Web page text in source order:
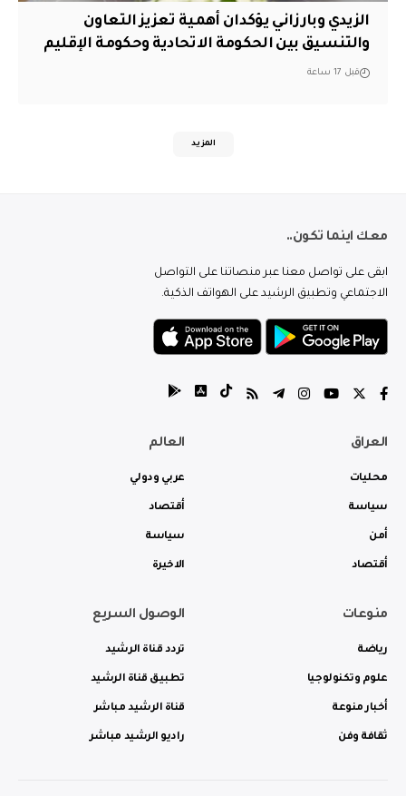
الزيدي وبارزاني يؤكدان أهمية تعزيز التعاون
والتنسيق بين الحكومة الاتحادية وحكومة الإقليم
قبل 17 ساعة
المزيد
معك اينما تكون..
ابقى على تواصل معنا عبر منصاتنا على التواصل
الاجتماعي وتطبيق الرشيد على الهواتف الذكية.
العراق
محليات
سياسة
أمن
أقتصاد
العالم
عربي ودولي
أقتصاد
سياسة
الاخيرة
منوعات
رياضة
علوم وتكنولوجيا
أخبار منوعة
ثقافة وفن
الوصول السريع
تردد قناة الرشيد
تطبيق قناة الرشيد
قناة الرشيد مباشر
راديو الرشيد مباشر